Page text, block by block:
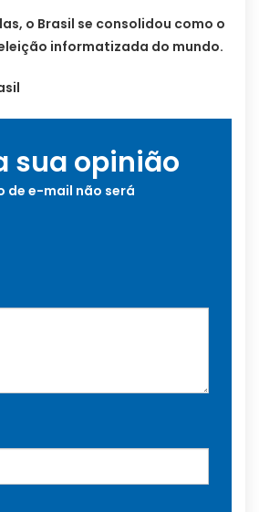
o Brasil se consolidou como o
informatizada do mundo.
sua opinião
de e-mail não será